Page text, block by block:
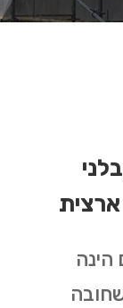
הינה